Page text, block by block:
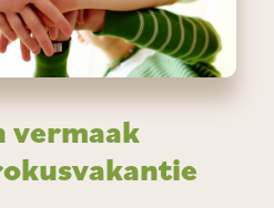
vermaak